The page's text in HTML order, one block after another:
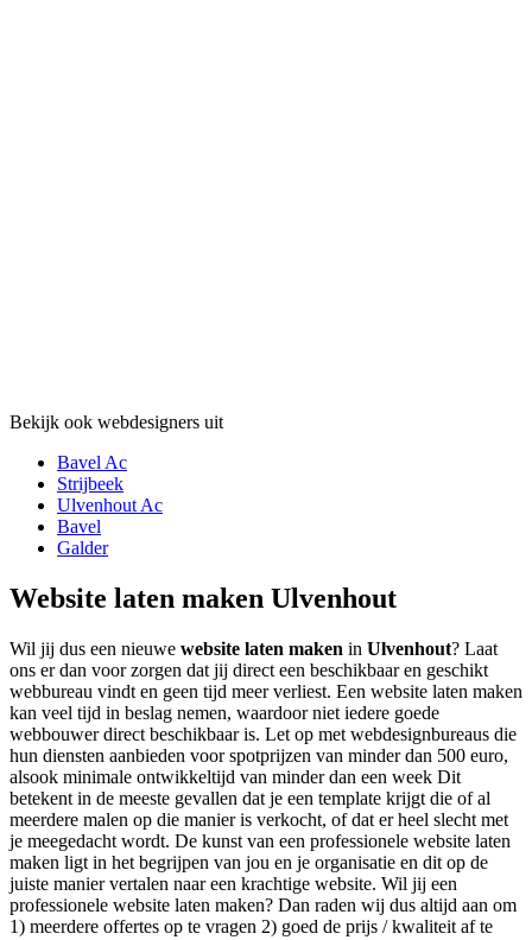
Bekijk ook webdesigners uit
Bavel Ac
Strijbeek
Ulvenhout Ac
Bavel
Galder
Website laten maken Ulvenhout
Wil jij dus een nieuwe website laten maken in Ulvenhout? Laat
ons er dan voor zorgen dat jij direct een beschikbaar en geschikt
webbureau vindt en geen tijd meer verliest. Een website laten maken
kan veel tijd in beslag nemen, waardoor niet iedere goede
webbouwer direct beschikbaar is. Let op met webdesignbureaus die
hun diensten aanbieden voor spotprijzen van minder dan 500 euro,
alsook minimale ontwikkeltijd van minder dan een week Dit
betekent in de meeste gevallen dat je een template krijgt die of al
meerdere malen op die manier is verkocht, of dat er heel slecht met
je meegedacht wordt. De kunst van een professionele website laten
maken ligt in het begrijpen van jou en je organisatie en dit op de
juiste manier vertalen naar een krachtige website. Wil jij een
professionele website laten maken? Dan raden wij dus altijd aan om
1) meerdere offertes op te vragen 2) goed de prijs / kwaliteit af te